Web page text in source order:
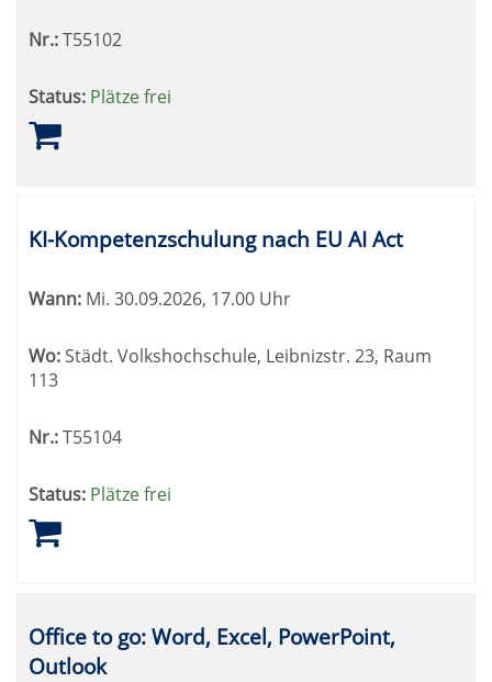
Nr.:T55102
Status: Plätze frei
KI-Kompetenzschulung nach EU AI Act
Wann: Mi. 30.09.2026, 17.00 Uhr
Wo:Städt. Volkshochschule, Leibnizstr. 23, Raum
113
Nr.:T55104
Status: Plätze frei
Office to go: Word, Excel, PowerPoint,
Outlook